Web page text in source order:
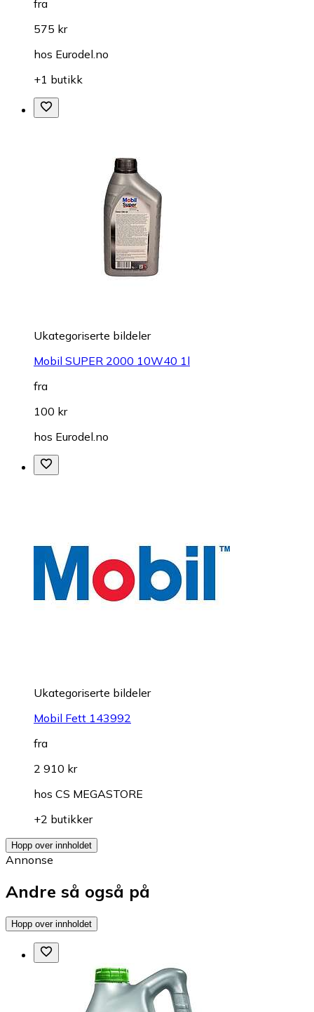
fra
575 kr
hos Eurodel.no
+1 butikk
Ukategoriserte bildeler
Mobil SUPER 2000 10W40 1l
fra
100 kr
hos Eurodel.no
Ukategoriserte bildeler
Mobil Fett 143992
fra
2 910 kr
hos CS MEGASTORE
+2 butikker
Hopp over innholdet
Annonse
Andre så også på
Hopp over innholdet